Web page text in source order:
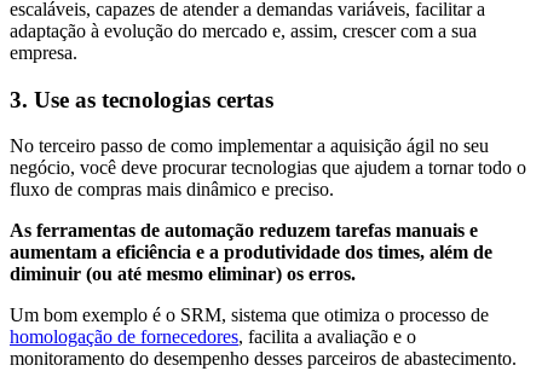
escaláveis, capazes de atender a demandas variáveis, facilitar a
adaptação à evolução do mercado e, assim, crescer com a sua
empresa.
3. Use as tecnologias certas
No terceiro passo de como implementar a aquisição ágil no seu
negócio, você deve procurar tecnologias que ajudem a tornar todo o
fluxo de compras mais dinâmico e preciso.
As ferramentas de automação reduzem tarefas manuais e
aumentam a eficiência e a produtividade dos times, além de
diminuir (ou até mesmo eliminar) os erros.
Um bom exemplo é o SRM, sistema que otimiza o processo de
homologação de fornecedores, facilita a avaliação e o
monitoramento do desempenho desses parceiros de abastecimento.